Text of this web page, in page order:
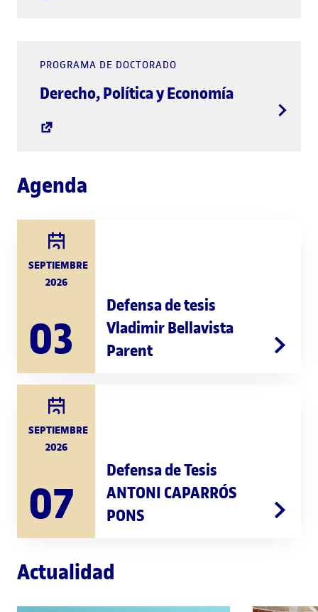
PROGRAMA DE DOCTORADO
Derecho, Política y Economía
Agenda
SEPTIEMBRE
2026
03
Defensa de tesis
Vladimir Bellavista
Parent
SEPTIEMBRE
2026
07
Defensa de Tesis
ANTONI CAPARRÓS
PONS
Actualidad